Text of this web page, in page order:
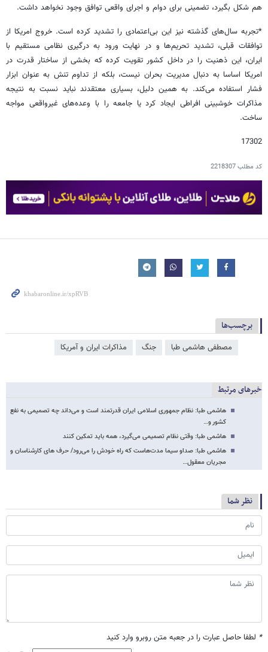
هم شکل بگیرد، تضمینی برای دوام و اجرای واقعی توافق وجود نخواهد داشت.
*تجربه سال‌های گذشته نیز این بی‌اعتمادی را تشدید کرده است. خروج امریکا از
توافقات قبلی، تشدید تحریم‌ها و در نهایت ورود به درگیری نظامی مستقیم با
ایران، این ذهنیت را در داخل کشور تقویت کرده که بخشی از ساختار قدرت در
امریکا اساسا به دنبال مدیریت بحران نیست، بلکه از تداوم تنش به عنوان ابزار
فشار استفاده می‌کند. به همین دلیل، بسیاری معتقدند نباید نسبت به نتیجه
مذاکرات خوشبینی افراطی ایجاد کرد یا جامعه را با وعده‌های غیرواقعی مواجه
ساخت.
17302
کد مطلب2218307
برچسب‌ها
مصطفی هاشمی طبا جنگ مذاکرات ایران و آمریکا
خبرهای مرتبط
هاشمی طبا: نظام جمهوری اسلامی ایران قدرتمند است و می‌داند چه تصمیمی به نفع
کشور و…
هاشمی طبا: وقتی نظام تصمیمی می‌گیرد، همه باید تمکین کنند
هاشمی طبا: صداو سیما مدت‌هاست که راه خودش را می‌رود/ حرف های کارشناسان و
مجریان معقول…
نظر شما
* لطفا حاصل عبارت را در جعبه متن روبرو وارد کنید